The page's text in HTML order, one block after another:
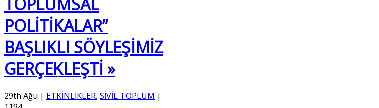
TOPLUMSAL
POLİTİKALAR”
BAŞLIKLI SÖYLEŞİMİZ
GERÇEKLEŞTİ »
29th Ağu | ETKİNLİKLER, SİVİL TOPLUM |